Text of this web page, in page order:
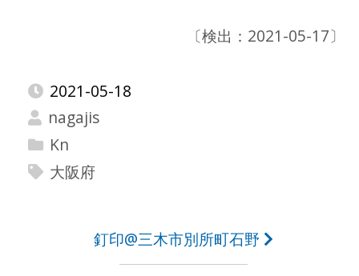
〔検出：2021-05-17〕
2021-05-18
nagajis
Kn
大阪府
釘印@三木市別所町石野